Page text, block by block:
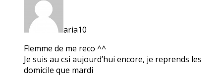
aria10
Flemme de me reco ^^
Je suis au csi aujourd’hui encore, je reprends les
domicile que mardi